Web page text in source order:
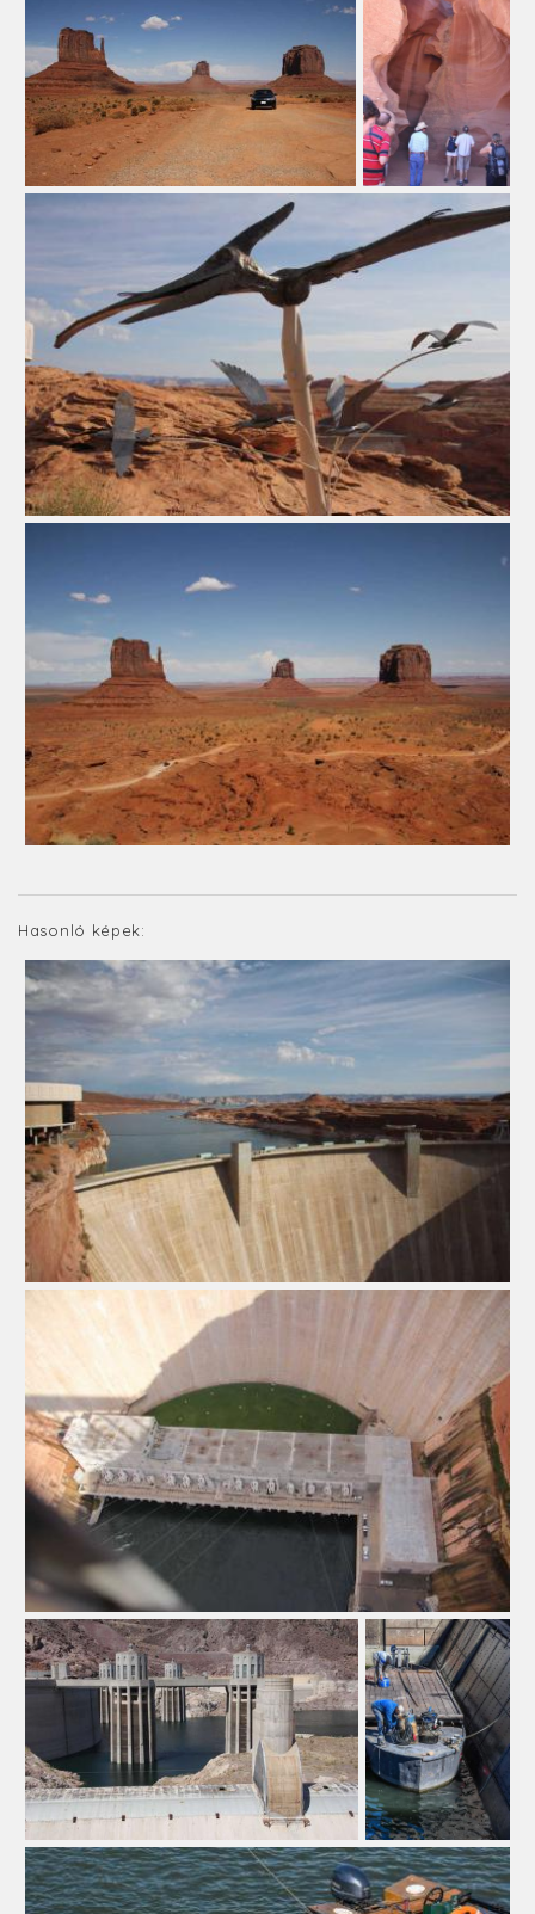
Hasonló képek: